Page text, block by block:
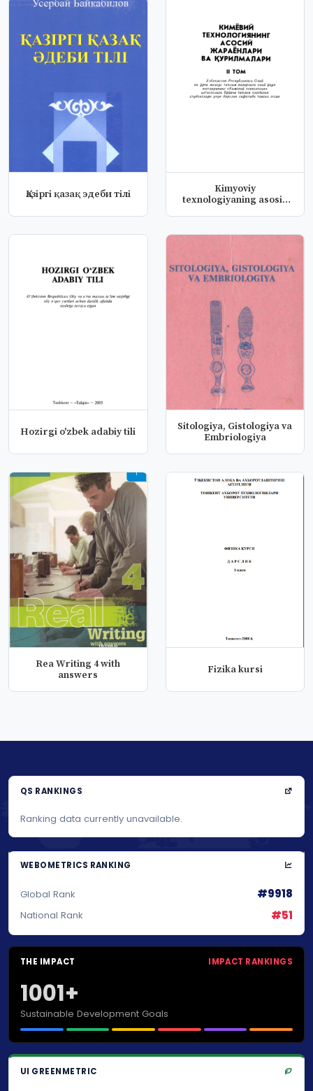
Қазiргi қазақ эдеби тiлi
Kimyoviy
texnologiyaning asosiy
Hozirgi o'zbek adabiy tili
Sitologiya, Gistologiya va
Embriologiya
Rea Writing 4 with
answers
Fizika kursi
QS RANKINGS
Ranking data currently unavailable.
WEBOMETRICS RANKING
Global Rank #9918
National Rank #51
THE IMPACT IMPACT RANKINGS
1001+
Sustainable Development Goals
UI GREENMETRIC